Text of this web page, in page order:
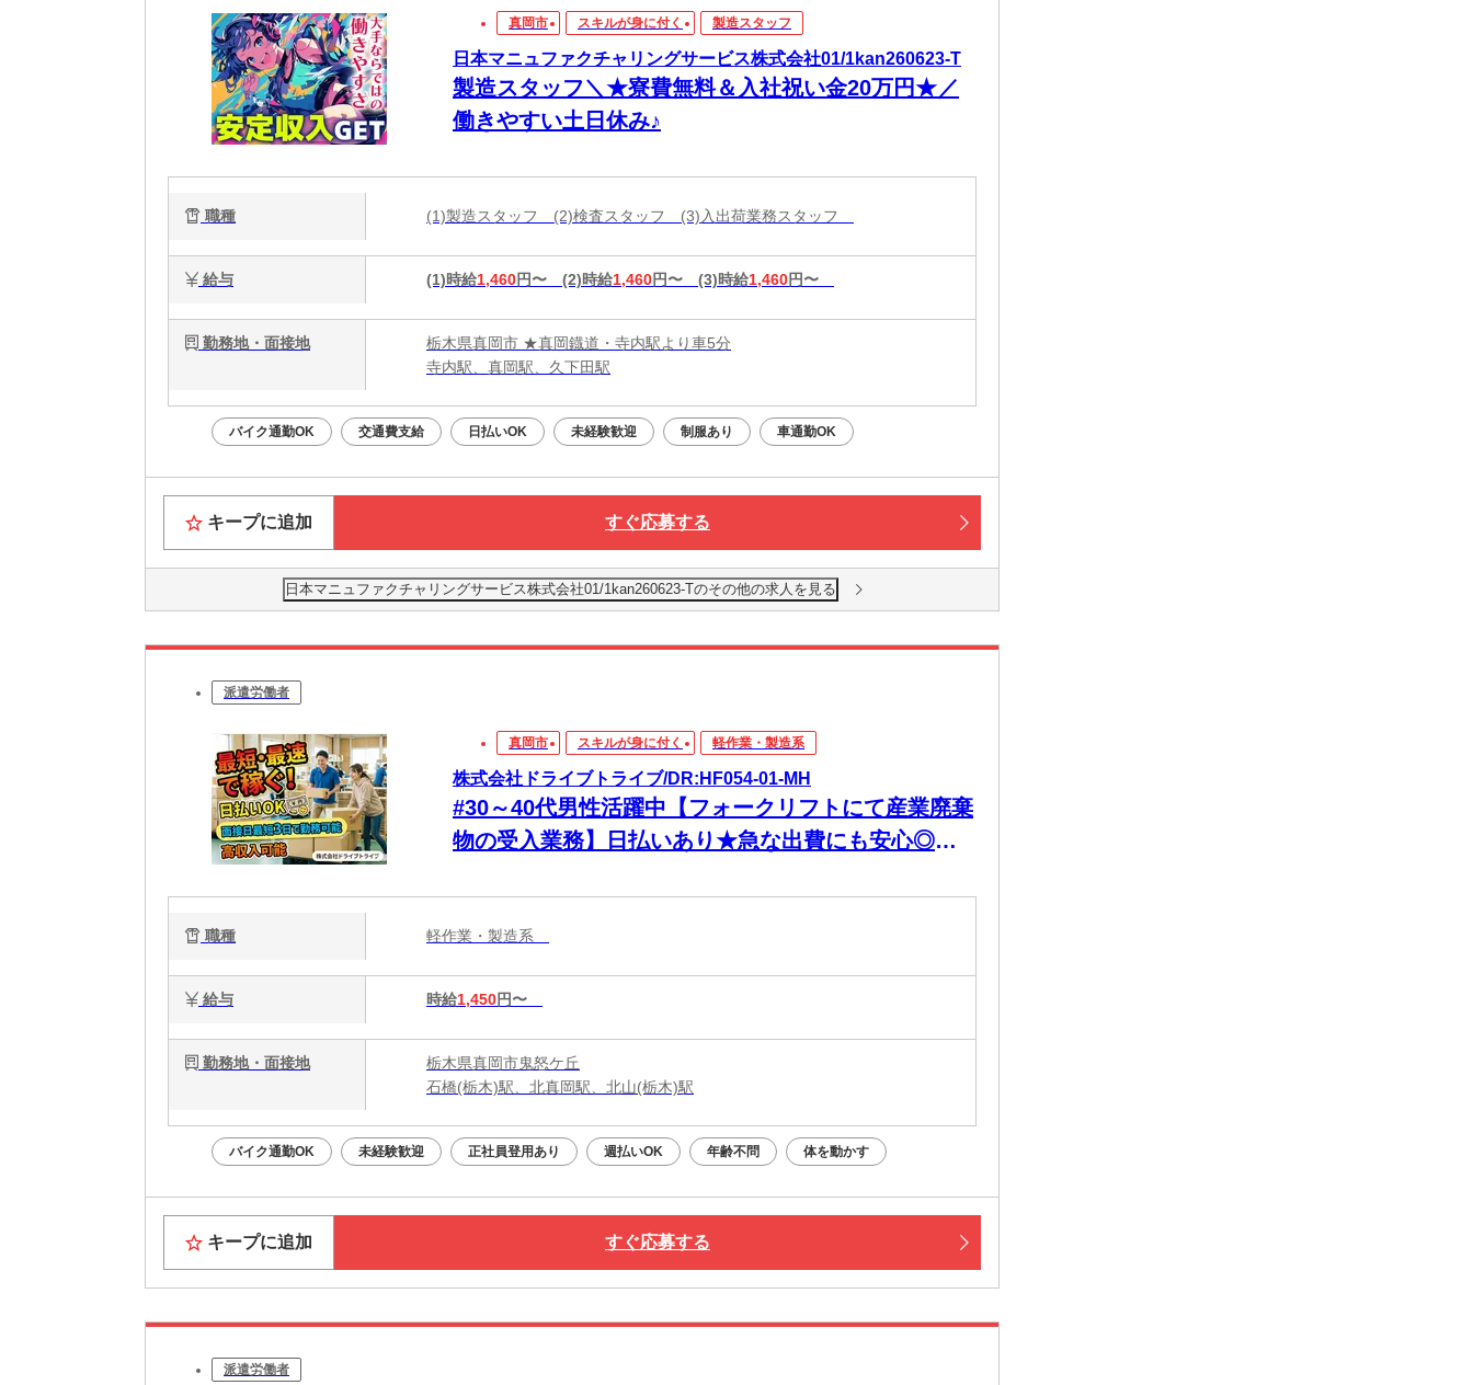
真岡市 スキルが身に付く 製造スタッフ
日本マニュファクチャリングサービス株式会社01/1kan260623-T
製造スタッフ＼★寮費無料＆入社祝い金20万円★／
働きやすい土日休み♪
職種 (1)製造スタッフ (2)検査スタッフ (3)入出荷業務スタッフ
給与 (1)時給1,460円〜 (2)時給1,460円〜 (3)時給1,460円〜
勤務地・面接地
栃木県真岡市 ★真岡鐡道・寺内駅より車5分
寺内駅、真岡駅、久下田駅
バイク通勤OK 交通費支給 日払いOK 未経験歓迎 制服あり 車通勤OK
キープに追加 すぐ応募する
日本マニュファクチャリングサービス株式会社01/1kan260623-Tのその他の求人を見る
派遣労働者
真岡市 スキルが身に付く 軽作業・製造系
株式会社ドライブトライブ/DR:HF054-01-MH
#30～40代男性活躍中【フォークリフトにて産業廃棄
物の受入業務】日払いあり★急な出費にも安心◎頑
職種 軽作業・製造系
給与 時給1,450円〜
勤務地・面接地
栃木県真岡市鬼怒ケ丘
石橋(栃木)駅、北真岡駅、北山(栃木)駅
バイク通勤OK 未経験歓迎 正社員登用あり 週払いOK 年齢不問 体を動かす
キープに追加 すぐ応募する
派遣労働者